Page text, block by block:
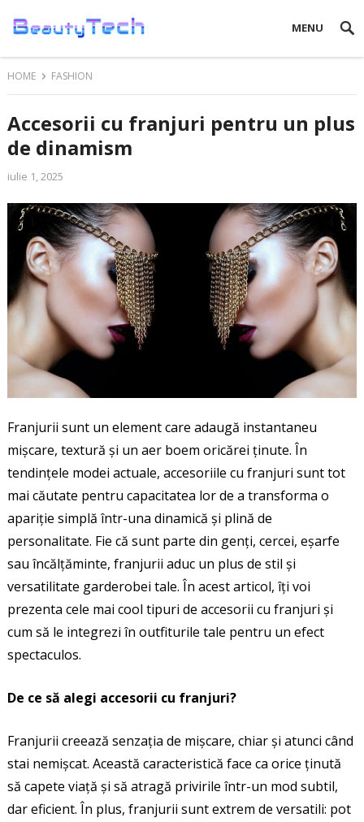
MENU
HOME FASHION
Accesorii cu franjuri pentru un plus
de dinamism
iulie 1, 2025
Franjurii sunt un element care adaugă instantaneu
mișcare, textură și un aer boem oricărei ținute. În
tendințele modei actuale, accesoriile cu franjuri sunt tot
mai căutate pentru capacitatea lor de a transforma o
apariție simplă într-una dinamică și plină de
personalitate. Fie că sunt parte din genți, cercei, eșarfe
sau încălțăminte, franjurii aduc un plus de stil și
versatilitate garderobei tale. În acest articol, îți voi
prezenta cele mai cool tipuri de accesorii cu franjuri și
cum să le integrezi în outfiturile tale pentru un efect
spectaculos.
De ce să alegi accesorii cu franjuri?
Franjurii creează senzația de mișcare, chiar și atunci când
stai nemișcat. Această caracteristică face ca orice ținută
să capete viață și să atragă privirile într-un mod subtil,
dar eficient. În plus, franjurii sunt extrem de versatili: pot